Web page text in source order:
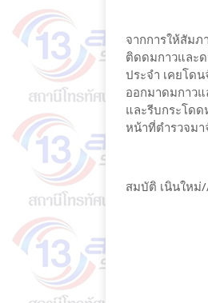
จากการให้สัม
ติดดมกาวและ
ประจำ เคยโด
ออกมาดมกาว
และรีบกระโด
หน้าที่ตำรวจม
สมบัติ เนินใหม่